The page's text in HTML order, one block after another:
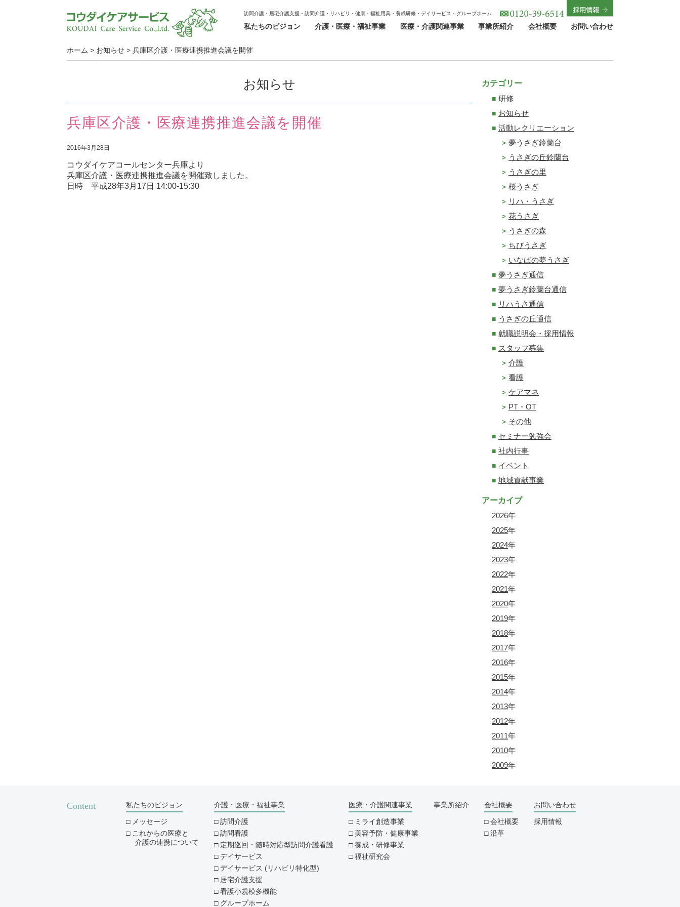
訪問介護・居宅介護支援・訪問介護・リハビリ・健康・福祉用具・養成研修・デイサービス・グループホーム
私たちのビジョン 介護・医療・福祉事業 医療・介護関連事業 事業所紹介 会社概要 お問い合わせ
ホーム > お知らせ > 兵庫区介護・医療連携推進会議を開催
お知らせ
兵庫区介護・医療連携推進会議を開催
2016年3月28日
コウダイケアコールセンター兵庫より
兵庫区介護・医療連携推進会議を開催致しました。
日時 平成28年3月 17 日 14:00-15:30
カテゴリー
研修
お知らせ
活動レクリエーション
夢うさぎ鈴蘭台
うさぎの丘鈴蘭台
うさぎの里
桜うさぎ
リハ・うさぎ
花うさぎ
うさぎの森
ちびうさぎ
いなばの夢うさぎ
夢うさぎ通信
夢うさぎ鈴蘭台通信
リハうさ通信
うさぎの丘通信
就職説明会・採用情報
スタッフ募集
介護
看護
ケアマネ
PT・OT
その他
セミナー勉強会
社内行事
イベント
地域貢献事業
アーカイブ
2026年
2025年
2024年
2023年
2022年
2021年
2020年
2019年
2018年
2017年
2016年
2015年
2014年
2013年
2012年
2011年
2010年
2009年
Content 私たちのビジョン
メッセージ
これからの医療と
介護の連携について
介護・医療・福祉事業
訪問介護
訪問看護
定期巡回・随時対応型訪問介護看護
デイサービス
デイサービス (リハビリ特化型)
居宅介護支援
看護小規模多機能
グループホーム
医療・介護関連事業
ミライ創造事業
美容予防・健康事業
養成・研修事業
福祉研究会
事業所紹介 会社概要
会社概要
沿革
お問い合わせ
採用情報